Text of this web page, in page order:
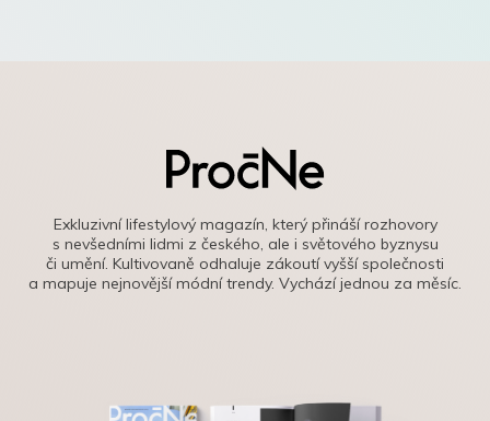
Exkluzivní lifestylový magazín, který přináší rozhovory
s nevšedními lidmi z českého, ale i světového byznysu
či umění. Kultivovaně odhaluje zákoutí vyšší společnosti
a mapuje nejnovější módní trendy. Vychází jednou za měsíc.